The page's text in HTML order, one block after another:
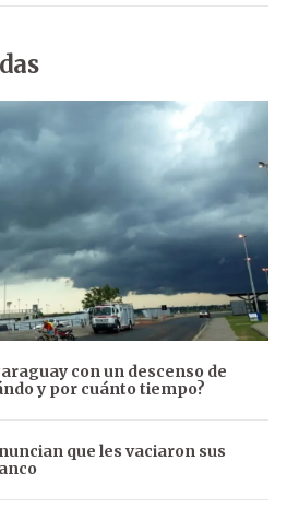
con un descenso de
y por cuánto tiempo?
que les vaciaron sus